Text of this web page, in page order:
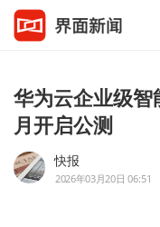
华为云企业级
月开启公测
快报
2026年03月20日 06:51